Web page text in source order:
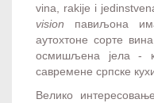
vina, rakije i
vision павиљона
аутохтоне сорте
осмишљена јела -
савремене српске
Велико